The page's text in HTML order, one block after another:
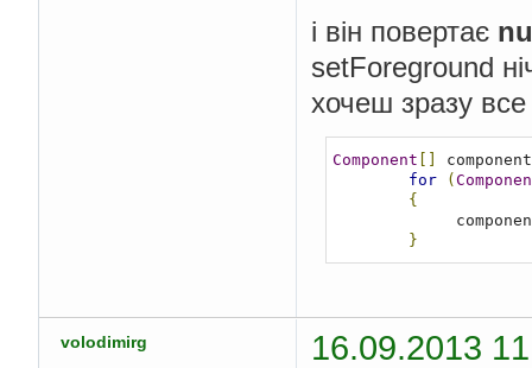
і він повертає
setForeground
хочеш зразу
Component
for
(
{
}
volodimirg 16.09.2013